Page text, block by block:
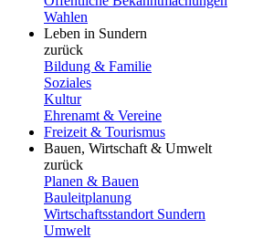
Wahlen
Leben in Sundern
zurück
Bildung & Familie
Soziales
Kultur
Ehrenamt & Vereine
Freizeit & Tourismus
Bauen, Wirtschaft & Umwelt
zurück
Planen & Bauen
Bauleitplanung
Wirtschaftsstandort Sundern
Umwelt